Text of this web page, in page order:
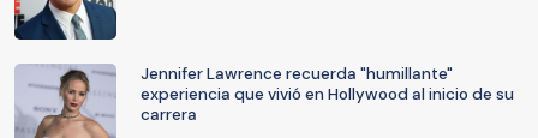
Jennifer Lawrence recuerda "humillante"
experiencia que vivió en Hollywood al inicio de su
carrera